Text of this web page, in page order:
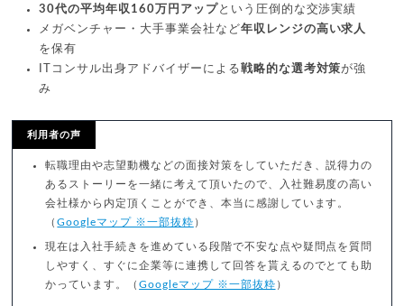
30代の平均年収160万円アップという圧倒的な交渉実績
メガベンチャー・大手事業会社など年収レンジの高い求人
を保有
ITコンサル出身アドバイザーによる戦略的な選考対策が強
み
利用者の声
転職理由や志望動機などの面接対策をしていただき、説得力の
あるストーリーを一緒に考えて頂いたので、入社難易度の高い
会社様から内定頂くことができ、本当に感謝しています。
（Googleマップ ※一部抜粋 ）
現在は入社手続きを進めている段階で不安な点や疑問点を質問
しやすく、すぐに企業等に連携して回答を貰えるのでとても助
かっています。（Googleマップ ※一部抜粋 ）